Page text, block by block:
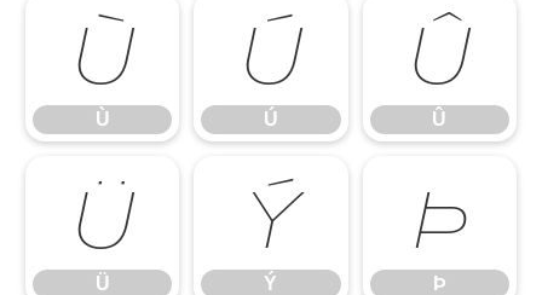
Ù
Ù
Ú
Ú
Û
Û
Ü
Ü
Ý
Ý
Þ
Þ